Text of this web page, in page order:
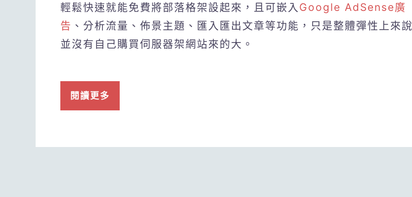
輕鬆快速就能免費將部落格架設起來，且可嵌入 Google AdSense廣
告 、分析流量、佈景主題、匯入匯出文章等功能，只是整體彈性上來說
並沒有自己購買伺服器架網站來的大。
閱讀更多